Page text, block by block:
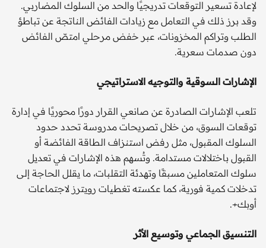
لإعادة تسعير التوقعات تدريجيًا والحد من السلوك المضاربي.
وقد برز ذلك في التعامل مع زيادات الفائض الناتجة عن تباطؤ
الطلب وتراكم المخزونات، عبر خفض مرحلي امتصّ الفائض
دون صدمات سعرية.
الإشارات السوقية والتوجيه الاستراتيجي
تلعب الإشارات الصادرة عن صانعي القرار دورًا محوريًا في إدارة
توقعات السوق، من خلال تصريحات مدروسة تحدد حدود
السلوك المقبول، مثل رفض استنزاف الطاقة الفائضة أو
القبول باختلالات مستدامة. وتُسهم هذه الإشارات في تعديل
سلوك المتعاملين مسبقًا وتهدئة التقلبات، ما يقلل الحاجة إلى
تدخلات كمية فورية، كما عكسته تغطيات رويترز لاجتماعات
أوبك+.
التنسيق الجماعي وتوسيع الأثر